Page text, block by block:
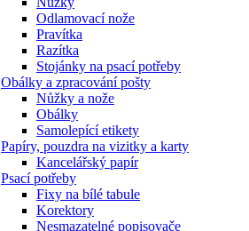
Odlamovací nože
Pravítka
Razítka
Stojánky na psací potřeby
Obálky a zpracování pošty
Nůžky a nože
Obálky
Samolepící etikety
Papíry, pouzdra na vizitky a karty
Kancelářský papír
Psací potřeby
Fixy na bílé tabule
Korektory
Nesmazatelné popisovače